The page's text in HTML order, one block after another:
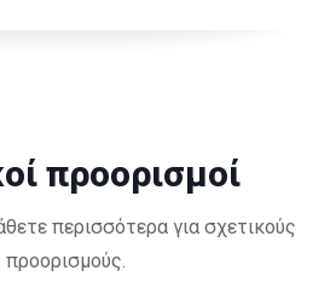
προορισμοί
περισσότερα για σχετικούς
προορισμούς.